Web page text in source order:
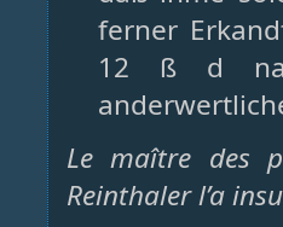
ferner
12 ß d
Le maître des
Reinthaler l’a